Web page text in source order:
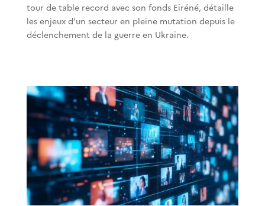
tour de table record avec son fonds Eiréné, détaille
les enjeux d’un secteur en pleine mutation depuis le
déclenchement de la guerre en Ukraine.